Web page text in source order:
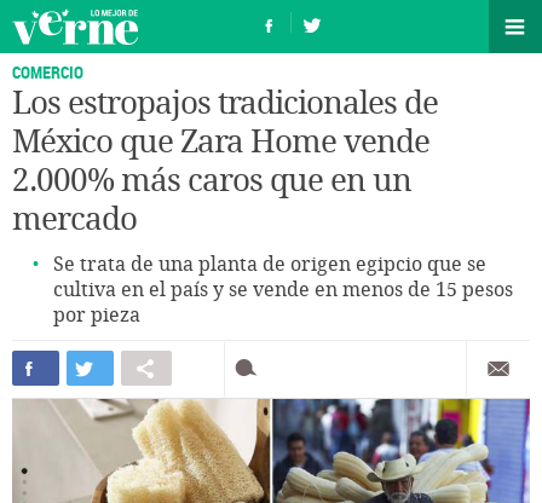
COMERCIO
Los estropajos tradicionales de
México que Zara Home vende
2.000% más caros que en un
mercado
Se trata de una planta de origen egipcio que se
cultiva en el país y se vende en menos de 15 pesos
por pieza